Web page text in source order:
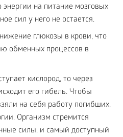
энергии на питание мозговых
сил у него не остается.
глюкозы в крови, что
обменных процессов в
кислород, то через
его гибель. Чтобы
на себя работу погибших,
Организм стремится
силы, и самый доступный